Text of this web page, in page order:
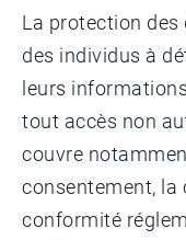
La protection des
des individus à
leurs
tout accès non
couvre
consentement, la
conformité